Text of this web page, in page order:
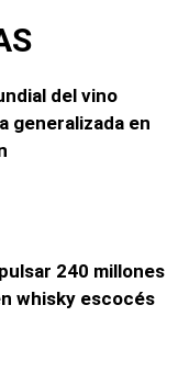
del vino
generalizada en
240 millones
whisky escocés